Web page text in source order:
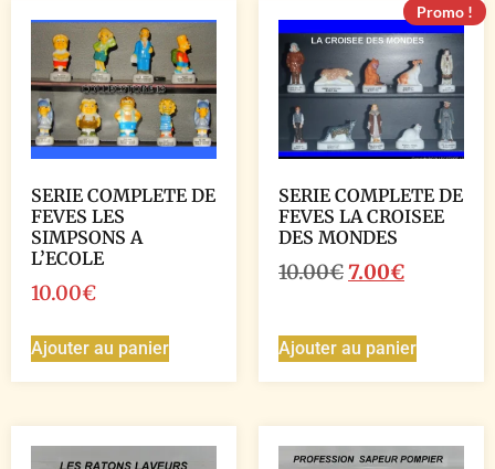
SERIE COMPLETE DE
FEVES LES
SIMPSONS A
L’ECOLE
10.00€
Ajouter au panier
Promo !
SERIE COMPLETE DE
FEVES LA CROISEE
DES MONDES
10.00€7.00€
Ajouter au panier